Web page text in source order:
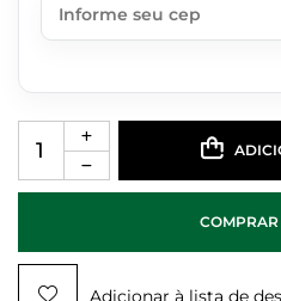
Adicionar à lista de